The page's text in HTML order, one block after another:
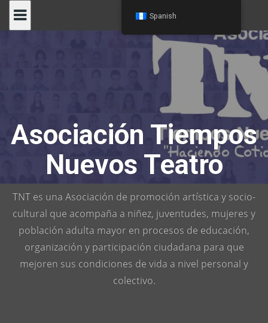
Asociación Tiempos
Nuevos Teatro
TNT es una Asociación de promoción artística y socio-
cultural que acompaña a niñez, juventudes, mujeres y
población adulta mayor en procesos de educación,
organización y participación ciudadana para que
mejoren sus condiciones de vida a nivel personal y
colectivo.
Spanish